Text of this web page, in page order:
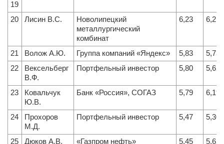
19
20 Лисин В.С.
Новолипецкий
металлургический
комбинат
6,23 6,21
21 Волож А.Ю. Группа компаний «Яндекс» 5,83
5,73
22
Вексельберг
В.Ф.
Портфельный инвестор 5,80 5,62
23
Ковальчук
Ю.В.
Банк «Россия», СОГАЗ 5,79 6,19
24
Прохоров
М.Д.
Портфельный инвестор 5,47 5,30
25 Дюков А.В. «Газпром нефть» 5,45
5,62